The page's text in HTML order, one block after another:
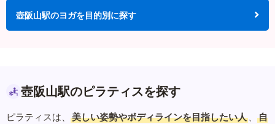
壺阪山駅のヨガを目的別に探す
壺阪山駅のピラティスを探す
ピラティスは、 美しい姿勢やボディラインを目指したい人 、
自